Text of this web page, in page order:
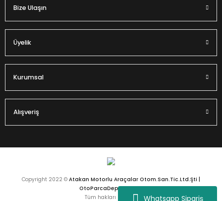
Whatsapp Sipariş
Bize Ulaşın
Üyelik
Kurumsal
Alışveriş
Copyright 2022 © Atakan Motorlu Araçalar Otom.San.Tic.Ltd.Şti |
OtoParcaDeposu.com
Tüm hakları saklıdır.